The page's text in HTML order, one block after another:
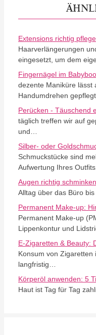
Extensions richtig
Haarverlängerungen
eingesetzt, um dem
Fingernägel im
dezente Maniküre lässt
Handumdrehen
Perücken - Täuschend
täglich treffen wir auf
und…
Silber- oder
Schmuckstücke sind
Aufwertung Ihres
Augen richtig
Alltag über das Büro
Permanent Make-up:
Permanent Make-up
Lippenkontur und
E-Zigaretten & Beauty:
Konsum von
langfristig…
Körperöl anwenden: 5
Haut ist Tag für Tag